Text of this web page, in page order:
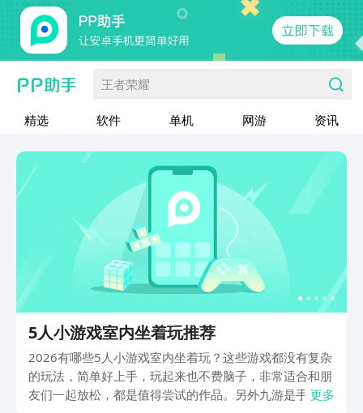
王者荣耀
精选 软件 单机 网游 资讯
5人小游戏室内坐着玩推荐
2026有哪些5人小游戏室内坐着玩？这些游戏都没有复杂
的玩法，简单好上手，玩起来也不费脑子，非常适合和朋
友们一起放松，都是值得尝试的作品。另外九游是手游福
更多